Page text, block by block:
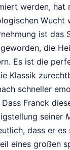
werden, hat
Wucht
ist das
die
Es ist die
Klassik
schneller
Franck
seiner
dass er es
eines großen